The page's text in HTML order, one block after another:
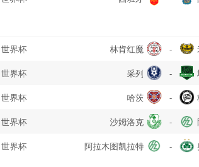
世界杯 林肯红魔 -
世界杯 采列 -
世界杯 哈茨 -
世界杯 沙姆洛克 -
世界杯 阿拉木图凯拉特 -